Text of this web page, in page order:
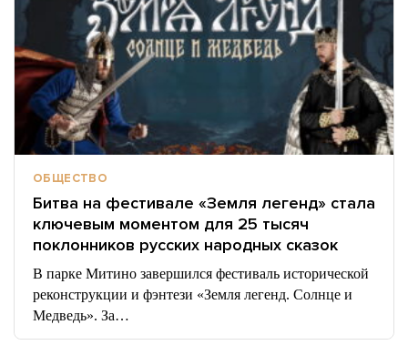
ОБЩЕСТВО
Битва на фестивале «Земля легенд» стала
ключевым моментом для 25 тысяч
поклонников русских народных сказок
В парке Митино завершился фестиваль исторической
реконструкции и фэнтези «Земля легенд. Солнце и
Медведь». За…